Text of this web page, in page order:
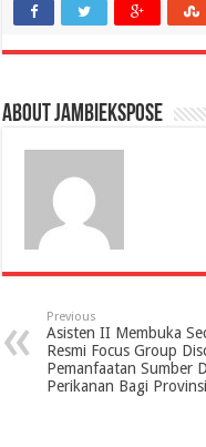
About jambiekspose
Previous
Asisten II Membuka
Resmi Focus Group
Pemanfaatan Sumber
Perikanan Bagi